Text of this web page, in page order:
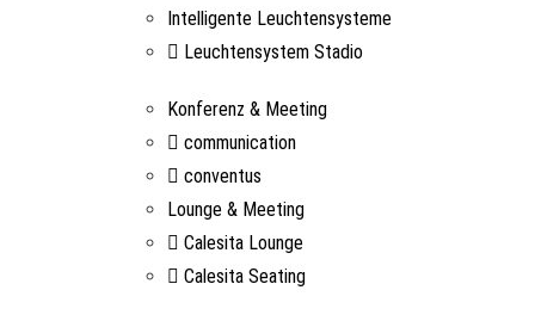
Intelligente Leuchtensysteme
Leuchtensystem Stadio
Konferenz & Meeting
communication
conventus
Lounge & Meeting
Calesita Lounge
Calesita Seating